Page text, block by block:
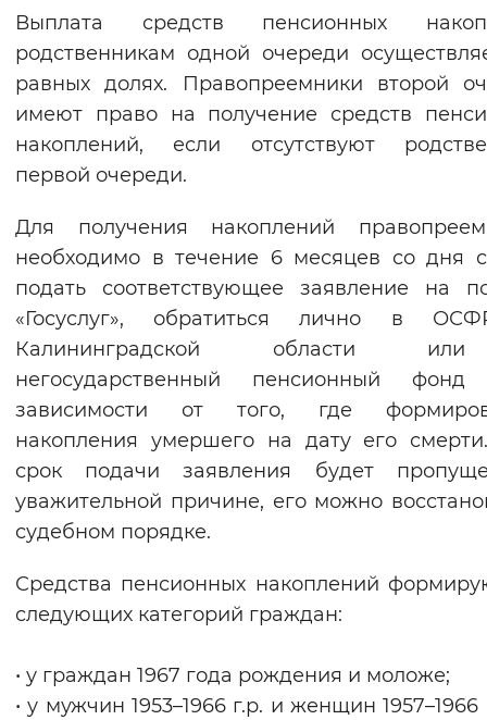
Выплата средств пенсионных
родственникам одной очереди
равных долях. Правопреемники второй
имеют право на получение средств
накоплений, если отсутствуют
первой очереди.
Для получения накоплений
необходимо в течение 6 месяцев со дня
подать соответствующее заявление на
«Госуслуг», обратиться лично в
Калининградской области
негосударственный пенсионный
зависимости от того, где
накопления умершего на дату его
срок подачи заявления будет
уважительной причине, его можно
судебном порядке.
Средства пенсионных накоплений
следующих категорий граждан:
• у граждан 1967 года рождения и моложе;
• у мужчин 1953–1966 г.р. и женщин 1957–1966